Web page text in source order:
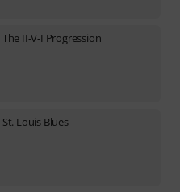
The II-V-I Progression
St. Louis Blues